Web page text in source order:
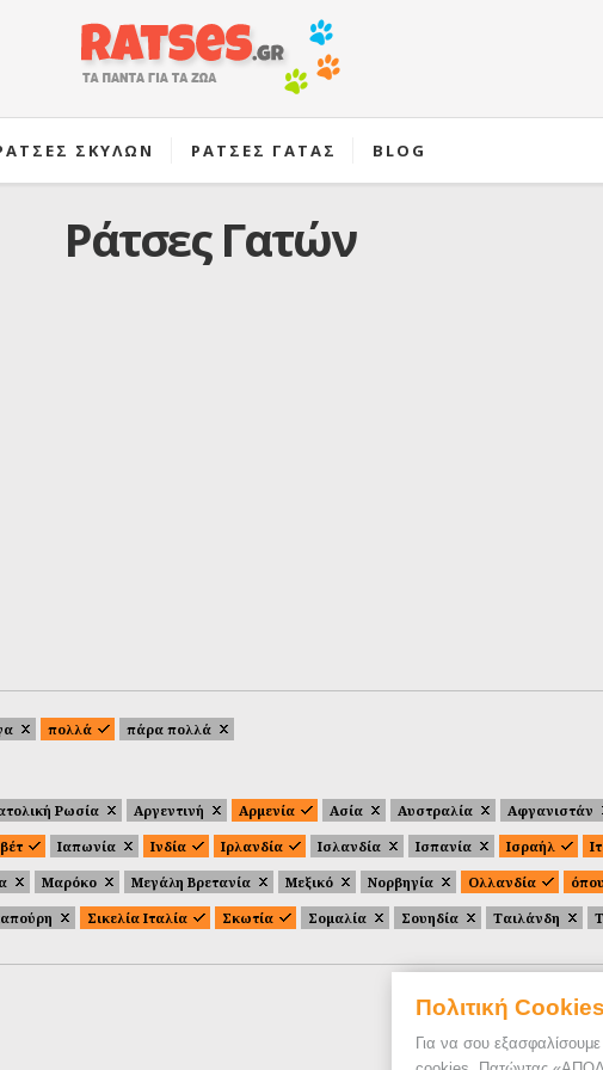
Πολιτική Cookies
Για να σου
ΣΚΥΛΩΝ ΡΑΤΣΕΣ ΓΑΤΑΣ BLOG
Ράτσες Γατών
πολλά πάρα πολλά
Ρωσία Αργεντινή Αρμενία Ασία Αυστραλία Αφγανιστάν
Ιαπωνία Ινδία Ιρλανδία Ισλανδία Ισπανία Ισραήλ
Μαρόκο Μεγάλη Βρετανία Μεξικό Νορβηγία Ολλανδία
Σικελία Ιταλία Σκωτία Σομαλία Σουηδία Ταιλάνδη